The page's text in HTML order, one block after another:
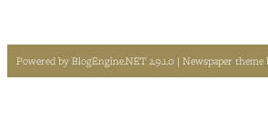
Powered byBlogEngine.NET 2.9.1.0 | Newspaper theme